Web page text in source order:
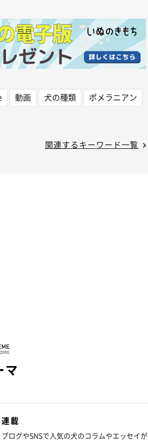
動画 犬の種類
ポメラニアン
関連するキーワード一覧
マ
連載
ブログやSNSで人気の犬のコラムやエッセイが